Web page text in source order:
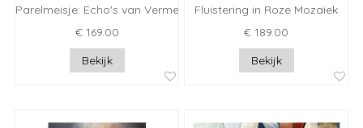
Parelmeisje: Echo's van Vermeer
€ 169.00
Bekijk
Fluistering in Roze Mozaïek
€ 189.00
Bekijk